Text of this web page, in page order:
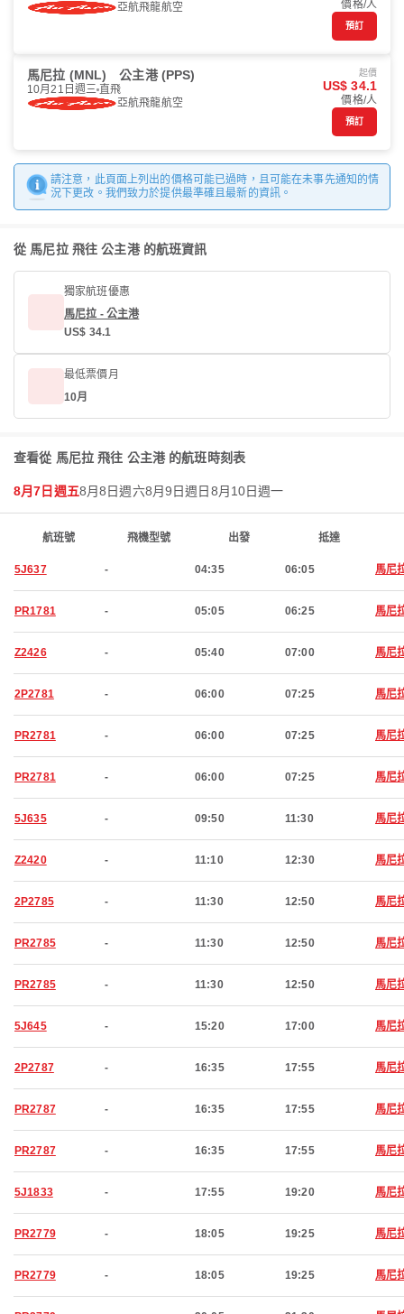
亞航飛龍航空
價格/人
預訂
馬尼拉 (MNL) 公主港 (PPS)
10月21日週三 直飛
亞航飛龍航空
起價
US$ 34.1
價格/人
預訂
請注意，此頁面上列出的價格可能已過時，且可能在未事先通知的情
況下更改。我們致力於提供最準確且最新的資訊。
從 馬尼拉 飛往 公主港 的航班資訊
獨家航班優惠
馬尼拉 - 公主港
US$ 34.1
最低票價月
10月
查看從 馬尼拉 飛往 公主港 的航班時刻表
8月7日週五8月8日週六8月9日週日 8月10日週一
航班號 飛機型號 出發 抵達
5J637 - 04:35 06:05 馬尼
PR1781 - 05:05 06:25 馬尼
Z2426 - 05:40 07:00 馬尼
2P2781 - 06:00 07:25 馬尼
PR2781 - 06:00 07:25 馬尼
PR2781 - 06:00 07:25 馬尼
5J635 - 09:50 11:30 馬尼
Z2420 - 11:10 12:30 馬尼
2P2785 - 11:30 12:50 馬尼
PR2785 - 11:30 12:50 馬尼
PR2785 - 11:30 12:50 馬尼
5J645 - 15:20 17:00 馬尼
2P2787 - 16:35 17:55 馬尼
PR2787 - 16:35 17:55 馬尼
PR2787 - 16:35 17:55 馬尼
5J1833 - 17:55 19:20 馬尼
PR2779 - 18:05 19:25 馬尼
PR2779 - 18:05 19:25 馬尼